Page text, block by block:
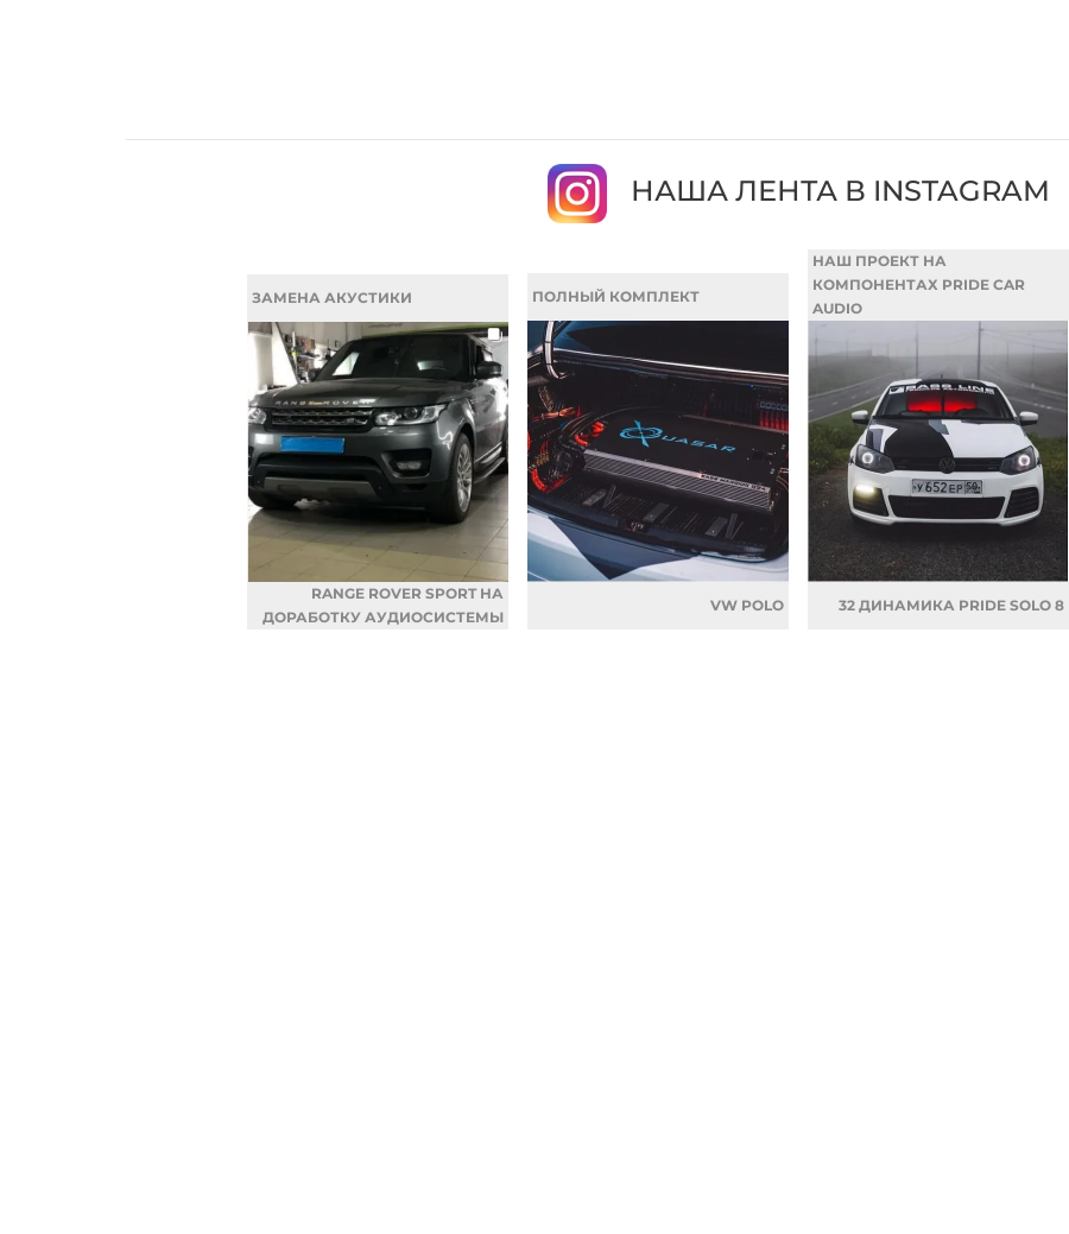
НАША ЛЕНТА В INSTAGRAM
ЗАМЕНА АКУСТИКИ
RANGE ROVER SPORT НА
ДОРАБОТКУ АУДИОСИСТЕМЫ
ПОЛНЫЙ КОМПЛЕКТ
VW POLO
НАШ ПРОЕКТ НА
КОМПОНЕНТАХ PRIDE CAR
AUDIO
32 ДИНАМИКА PRIDE SOLO 8